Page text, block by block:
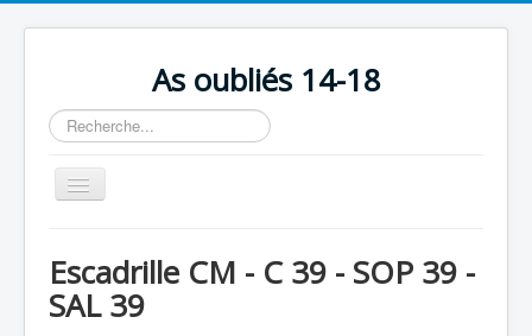
As oubliés 14-18
Rechercher
Basculer
la
Chronologie
Escadrilles
Escadrille CM - C 39 - SOP 39 -
SAL 39